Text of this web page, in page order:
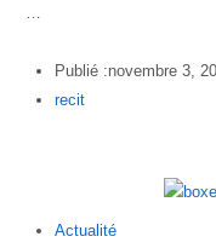
…
Publié :novembre 3,
Author
recit
Actualité